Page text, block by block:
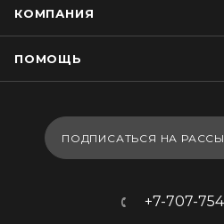
КОМПАНИЯ
ПОМОЩЬ
ПОДПИСАТЬСЯ НА
+7-707-